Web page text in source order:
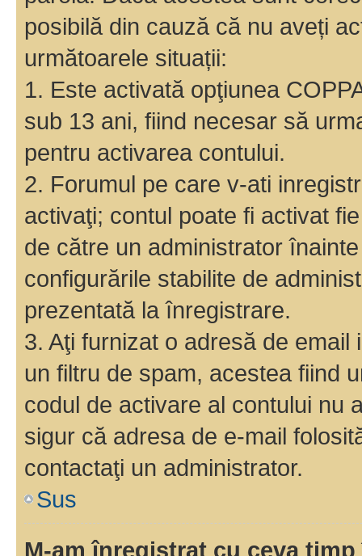
posibilă din cauză că nu aveți
următoarele situații:
1. Este activată opţiunea
sub 13 ani, fiind necesar să
pentru activarea contului.
2. Forumul pe care v-ati
activaţi; contul poate fi activat
de către un administrator
configurările stabilite de
prezentată la înregistrare.
3. Aţi furnizat o adresă de
un filtru de spam, acestea fiind
codul de activare al contului nu
sigur că adresa de e-mail
contactaţi un administrator.
Sus
M-am înregistrat cu ceva